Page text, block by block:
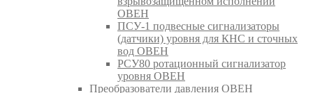
ОВЕН
ПСУ-1 подвесные сигнализаторы
(датчики) уровня для КНС и сточных
вод ОВЕН
РСУ80 ротационный сигнализатор
уровня ОВЕН
Преобразователи давления ОВЕН